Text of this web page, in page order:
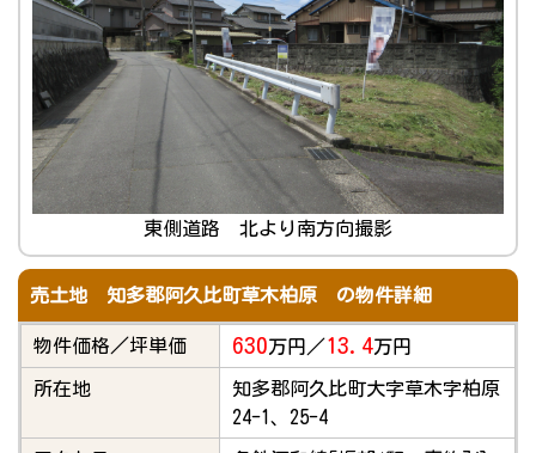
東側道路 北より南方向撮影
売土地 知多郡阿久比町草木柏原 の物件詳細
物件価格／坪単価 630万円／13.4万円
所在地
知多郡阿久比町大字草木字柏原
24-1、25-4